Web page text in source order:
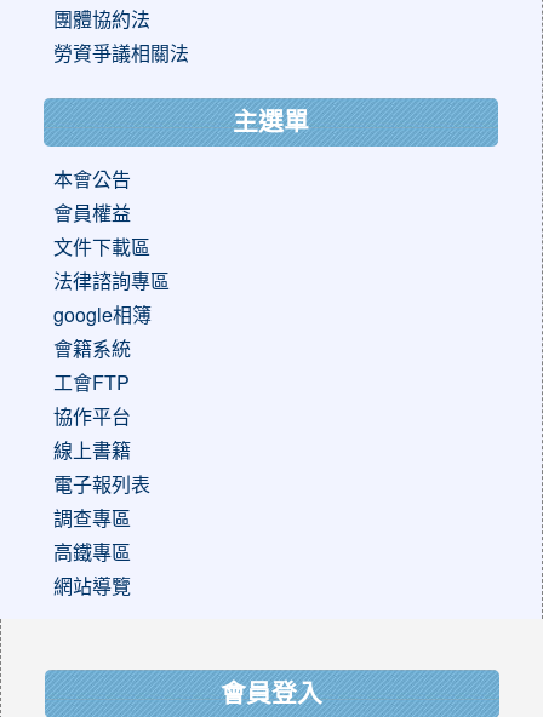
團體協約法
勞資爭議相關法
主選單
本會公告
會員權益
文件下載區
法律諮詢專區
google相簿
會籍系統
工會FTP
協作平台
線上書籍
電子報列表
調查專區
高鐵專區
網站導覽
會員登入